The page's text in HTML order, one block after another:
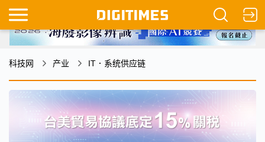
科技网 产业 IT．系统供应链